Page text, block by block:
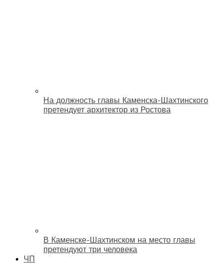
На должность главы Каменска-Шахтинского
претендует архитектор из Ростова
В Каменске-Шахтинском на место главы
претендуют три человека
ЧП